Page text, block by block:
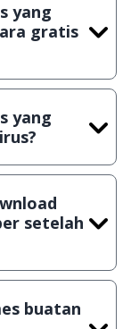
yang
gratis
games yang
yang
3 jenis
100%
setelah
beberapa
dan jika
buatan